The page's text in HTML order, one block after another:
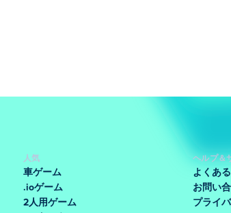
人気
車ゲーム
.ioゲーム
2人用ゲーム
ヘルプ＆
よくあ
お問い
プライ